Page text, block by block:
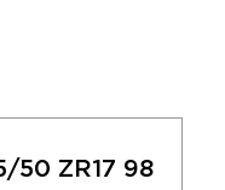
50 ZR17 98